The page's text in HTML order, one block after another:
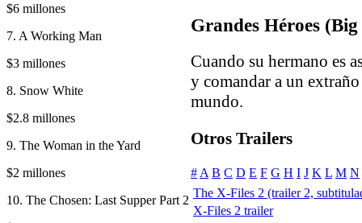
$6 millones
7. A Working Man
$3 millones
8. Snow White
$2.8 millones
9. The Woman in the Yard
$2 millones
10. The Chosen: Last Supper Part 2
Grandes Héroes
Cuando su hermano es
y comandar a un
mundo.
Otros Trailers
# A B C D E F G H I J K L M N
The X-Files 2 (trailer 2,
X-Files 2 trailer